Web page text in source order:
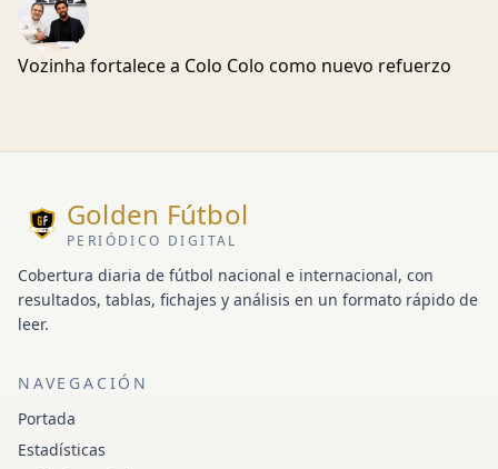
Vozinha fortalece a Colo Colo como nuevo refuerzo
Golden Fútbol
PERIÓDICO DIGITAL
Cobertura diaria de fútbol nacional e internacional, con
resultados, tablas, fichajes y análisis en un formato rápido de
leer.
NAVEGACIÓN
Portada
Estadísticas